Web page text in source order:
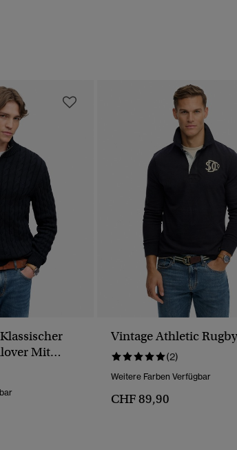
Mit
Vintage Athletic
(2)
Weitere Farben Verfügbar
CHF 89,90